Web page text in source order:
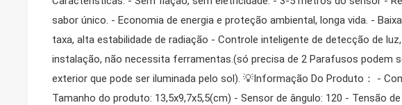
sabor único. - Economia de energia e proteção ambiental, longa vida. -
taxa, alta estabilidade de radiação - Controle inteligente de detecção de
instalação, não necessita ferramentas.(só precisa de 2 Parafusos podem
exterior que pode ser iluminada pelo sol). 💡Informação Do Produto： -
Tamanho do produto: 13,5x9,7x5,5(cm) - Sensor de ângulo: 120 - Tensão